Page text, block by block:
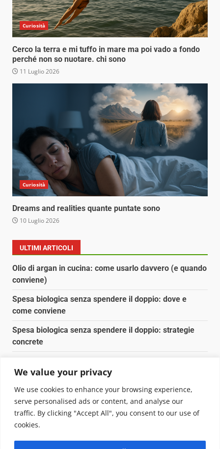
We value your privacy
We use cookies to enhance your browsing experience,
serve personalised ads or content, and analyse our
traffic. By clicking "Accept All", you consent to our use of
cookies.
Curiosità
Cerco la terra e mi tuffo in mare ma poi vado a fondo
perché non so nuotare. chi sono
11 Luglio 2026
Curiosità
Dreams and realities quante puntate sono
10 Luglio 2026
ULTIMI ARTICOLI
Olio di argan in cucina: come usarlo davvero (e quando
conviene)
Spesa biologica senza spendere il doppio: dove e
come conviene
Spesa biologica senza spendere il doppio: strategie
concrete
Pulizia naturale della casa: 3 ingredienti che
sostituiscono 10 prodotti chimici
Copyright © 2025 Biopianeta.it proprietà di Jws Media
Questo blog non è una testata giornalistica, in quanto